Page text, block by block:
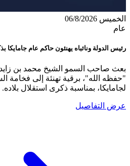
الخميس 06/8/2026
عام
رئيس الدولة ونائباه يهنئون حاكم عام جامايكا
بعث صاحب السمو الشيخ محمد بن زايد
"حفظه الله"، برقية تهنئة إلى فخامة
لجامايكا، بمناسبة ذكرى استقلال بلاده.
عرض التفاصيل